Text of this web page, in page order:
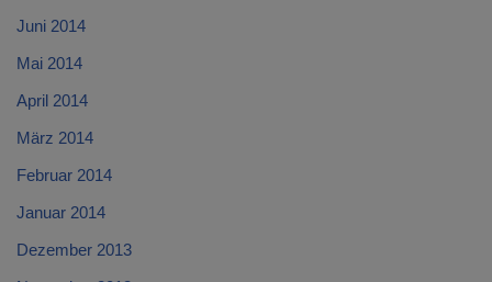
Juni 2014
Mai 2014
April 2014
März 2014
Februar 2014
Januar 2014
Dezember 2013